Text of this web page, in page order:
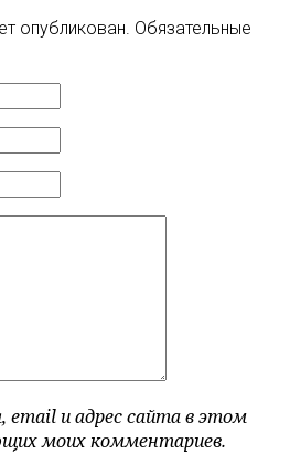
опубликован. Обязательные
email и адрес сайта в этом
моих комментариев.